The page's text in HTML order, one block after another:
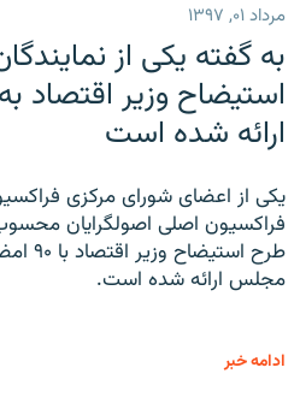
مرداد ۰۱, ۱۳۹۷
به گفته یکی از
استیضاح وزیر اقتصاد
ارائه شده است
یکی از اعضای شورای مرکزی
فراکسیون اصلی اصولگرایان
طرح
مجلس ارائه شده است.
ادامه خبر